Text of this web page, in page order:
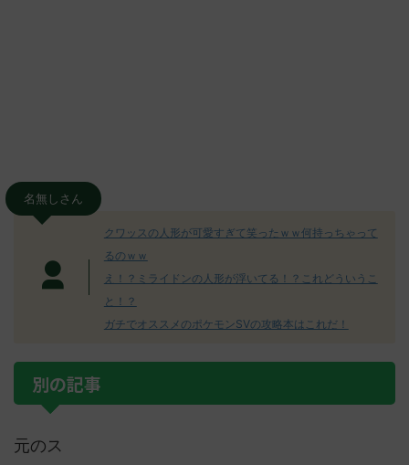
名無しさん
クワッスの人形が可愛すぎて笑ったｗｗ何持っちゃって
るのｗｗ
え！？ミライドンの人形が浮いてる！？これどういうこ
と！？
ガチでオススメのポケモンSVの攻略本はこれだ！
別の記事
元のス